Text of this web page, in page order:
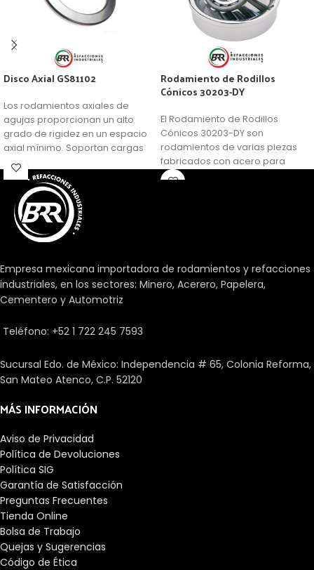
Disco Axial GS81102
Los rodamientos axiales de
agujas proporcionan un alto
grado de rigidez en un espacio
axial mínimo. Soportan cargas
axiales elevadas. El rodamiento
de agujas es un rodamiento de
rodillos cilíndricos con un
diámetro pequeño respecto a
su longitud. El perfil modificado
de rodillo o del camino de
rodadura evita los picos de
útil del rodamiento. Los
rodamientos facilitan el
desplazamiento entre un eje y
una gran cantidad de tipos
aspectos como las cargas, su
rodantes o la velocidad.
Rodamiento de Rodillos
Cónicos 30203-DY
El Rodamiento de Rodillos
Cónicos 30203-DY son
rodamientos de varias piezas
fabricados con acero para
rodamientos. Consisten en
unidireccionales.
Empresa mexicana importadora de rodamientos y refacciones
industriales, en los sectores: Minero, Acerero, Papelera,
Cementero y Automotriz
Teléfono: +52 1 722 245 7593
Sucursal Edo. de México: Independencia # 65, Colonia Reforma,
San Mateo Atenco, C.P. 52120
MÁS INFORMACIÓN
Aviso de Privacidad
Política de Devoluciones
Política SIG
Garantía de Satisfacción
Preguntas Frecuentes
Tienda Online
Bolsa de Trabajo
Quejas y Sugerencias
Código de Ética